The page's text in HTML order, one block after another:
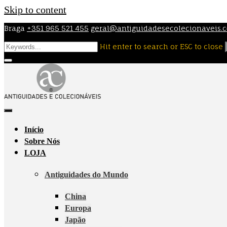
Skip to content
Braga +351 965 521 455
Hit enter to search or ESC to close
Início
Sobre Nós
LOJA
Antiguidades do Mundo
China
Europa
Japão